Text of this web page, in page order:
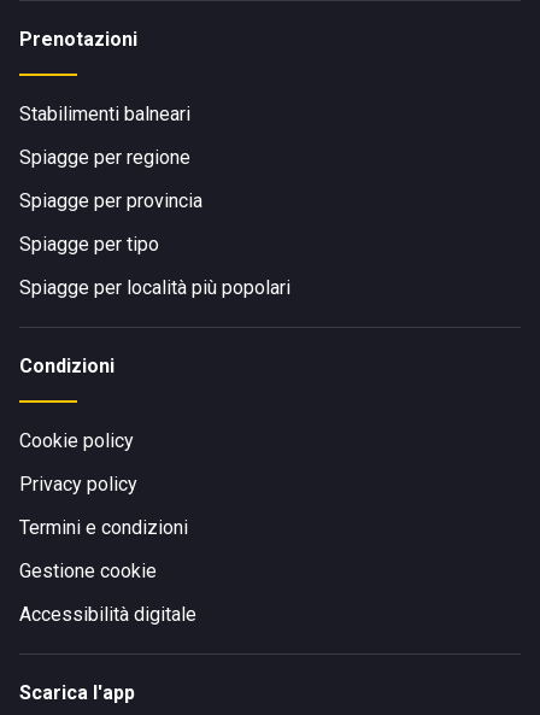
Prenotazioni
Stabilimenti balneari
Spiagge per regione
Spiagge per provincia
Spiagge per tipo
Spiagge per località più popolari
Condizioni
Cookie policy
Privacy policy
Termini e condizioni
Gestione cookie
Accessibilità digitale
Scarica l'app